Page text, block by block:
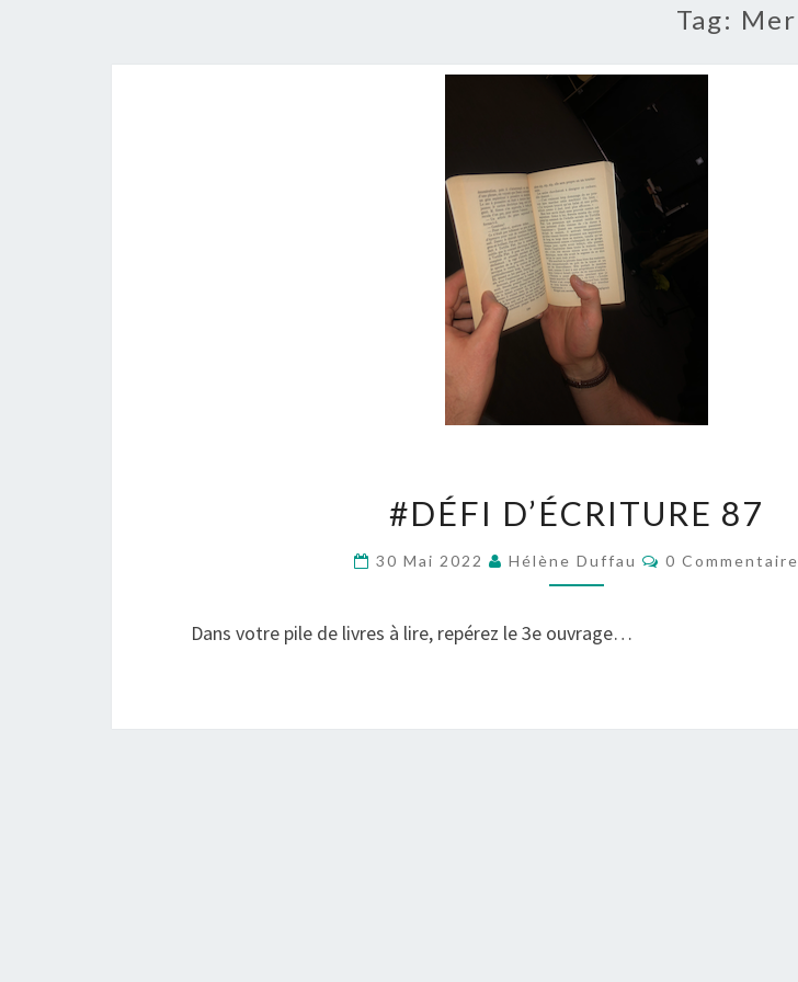
Tag: Mer
D’ÉCRITURE
87
#DÉFI D’ÉCRITURE 87
30 Mai 2022 Hélène Duffau Commentaires
0 Commentaire
Dans votre pile de livres à lire, repérez le 3e ouvrage…